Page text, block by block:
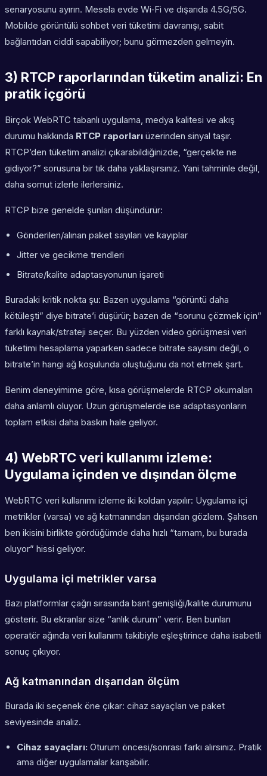
senaryosunu ayırın. Mesela evde Wi‑Fi ve dışarıda 4.5G/5G.
Mobilde görüntülü sohbet veri tüketimi davranışı, sabit
bağlantıdan ciddi sapabiliyor; bunu görmezden gelmeyin.
3) RTCP raporlarından tüketim analizi: En
pratik içgörü
Birçok WebRTC tabanlı uygulama, medya kalitesi ve akış
durumu hakkında RTCP raporları üzerinden sinyal taşır.
RTCP’den tüketim analizi çıkarabildiğinizde, “gerçekte ne
gidiyor?” sorusuna bir tık daha yaklaşırsınız. Yani tahminle değil,
daha somut izlerle ilerlersiniz.
RTCP bize genelde şunları düşündürür:
Gönderilen/alınan paket sayıları ve kayıplar
Jitter ve gecikme trendleri
Bitrate/kalite adaptasyonunun işareti
Buradaki kritik nokta şu: Bazen uygulama “görüntü daha
kötüleşti” diye bitrate’i düşürür; bazen de “sorunu çözmek için”
farklı kaynak/strateji seçer. Bu yüzden video görüşmesi veri
tüketimi hesaplama yaparken sadece bitrate sayısını değil, o
bitrate’in hangi ağ koşulunda oluştuğunu da not etmek şart.
Benim deneyimime göre, kısa görüşmelerde RTCP okumaları
daha anlamlı oluyor. Uzun görüşmelerde ise adaptasyonların
toplam etkisi daha baskın hale geliyor.
4) WebRTC veri kullanımı izleme:
Uygulama içinden ve dışından ölçme
WebRTC veri kullanımı izleme iki koldan yapılır: Uygulama içi
metrikler (varsa) ve ağ katmanından dışarıdan gözlem. Şahsen
ben ikisini birlikte gördüğümde daha hızlı “tamam, bu burada
oluyor” hissi geliyor.
Uygulama içi metrikler varsa
Bazı platformlar çağrı sırasında bant genişliği/kalite durumunu
gösterir. Bu ekranlar size “anlık durum” verir. Ben bunları
operatör ağında veri kullanımı takibiyle eşleştirince daha isabetli
sonuç çıkıyor.
Ağ katmanından dışarıdan ölçüm
Burada iki seçenek öne çıkar: cihaz sayaçları ve paket
seviyesinde analiz.
Cihaz sayaçları: Oturum öncesi/sonrası farkı alırsınız. Pratik
ama diğer uygulamalar karışabilir.